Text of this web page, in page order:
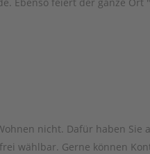
nicht. Dafür haben Sie
wählbar. Gerne können